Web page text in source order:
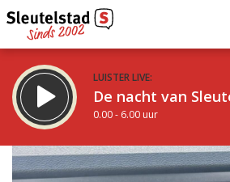
LUISTER LIVE:
De nacht van
0.00 - 6.00 uur
STRAKS:
De ochtend van Sleutelstad